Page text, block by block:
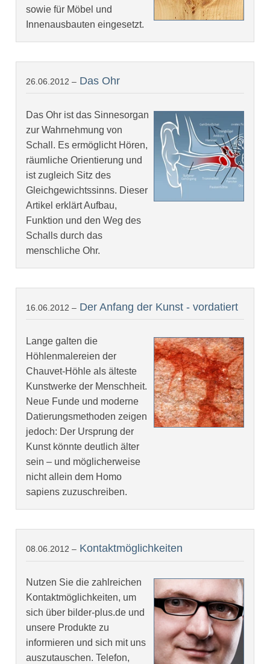
sowie für Möbel und
Innenausbauten eingesetzt.
26.06.2012 – Das Ohr
Das Ohr ist das Sinnesorgan
zur Wahrnehmung von
Schall. Es ermöglicht Hören,
räumliche Orientierung und
ist zugleich Sitz des
Gleichgewichtssinns. Dieser
Artikel erklärt Aufbau,
Funktion und den Weg des
Schalls durch das
menschliche Ohr.
16.06.2012 – Der Anfang der Kunst - vordatiert
Lange galten die
Höhlenmalereien der
Chauvet-Höhle als älteste
Kunstwerke der Menschheit.
Neue Funde und moderne
Datierungsmethoden zeigen
jedoch: Der Ursprung der
Kunst könnte deutlich älter
sein – und möglicherweise
nicht allein dem Homo
sapiens zuzuschreiben.
08.06.2012 – Kontaktmöglichkeiten
Nutzen Sie die zahlreichen
Kontaktmöglichkeiten, um
sich über bilder-plus.de und
unsere Produkte zu
informieren und sich mit uns
auszutauschen. Telefon,